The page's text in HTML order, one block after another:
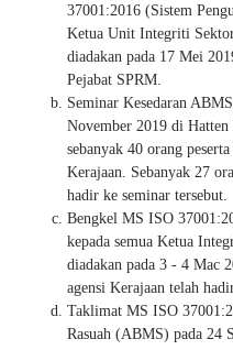
37001:2016 (Sistem
Ketua Unit Integriti
diadakan pada 17 Mei
Pejabat SPRM.
Seminar Kesedaran
November 2019 di
sebanyak 40 orang
Kerajaan. Sebanyak 27
hadir ke seminar tersebut.
Bengkel MS ISO
kepada semua Ketua
diadakan pada 3 - 4 Mac
agensi Kerajaan telah
Taklimat MS ISO
Rasuah (ABMS) pada 24